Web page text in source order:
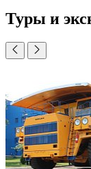
Туры и